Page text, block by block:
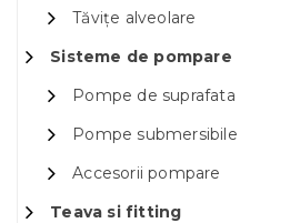
Tăvițe alveolare
Sisteme de pompare
Pompe de suprafata
Pompe submersibile
Accesorii pompare
Teava si fitting